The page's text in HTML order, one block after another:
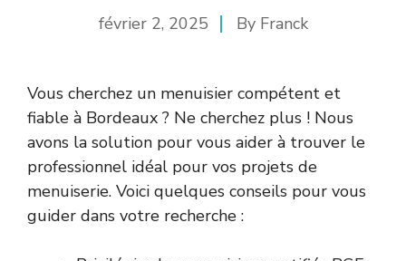
février 2, 2025 By Franck
Vous cherchez un menuisier compétent et
fiable à Bordeaux ? Ne cherchez plus ! Nous
avons la solution pour vous aider à trouver le
professionnel idéal pour vos projets de
menuiserie. Voici quelques conseils pour vous
guider dans votre recherche :